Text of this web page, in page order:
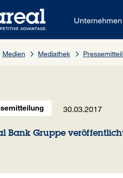
Unternehmen
Medien Mediathek
30.03.2017
Bank Gruppe